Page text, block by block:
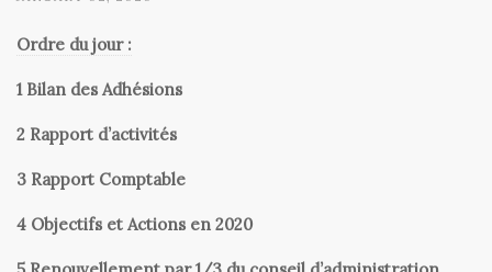
Ordre du jour :
1 Bilan des Adhésions
2 Rapport d’activités
3 Rapport Comptable
4 Objectifs et Actions en 2020